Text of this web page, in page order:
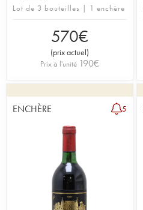
Lot de 3 bouteilles | 1 enchère
570€
(prix actuel)
Prix à l'unité 190€
ENCHÈRE 5